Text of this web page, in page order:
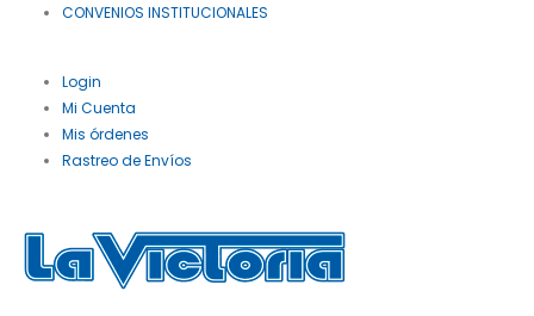
CONVENIOS INSTITUCIONALES
Login
Mi Cuenta
Mis órdenes
Rastreo de Envíos